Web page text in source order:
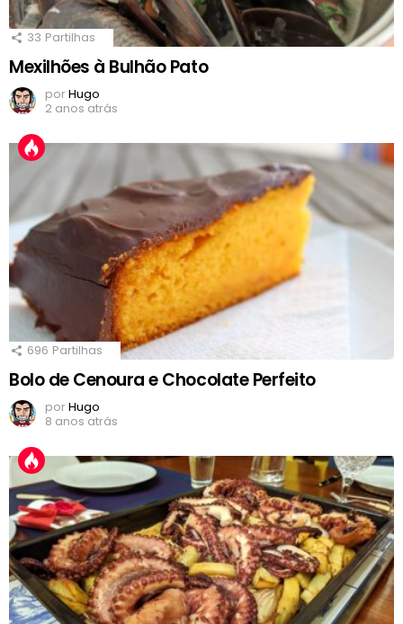
33 Partilhas
Mexilhões à Bulhão Pato
porHugo
2 anos atrás
696 Partilhas
Bolo de Cenoura e Chocolate Perfeito
porHugo
8 anos atrás